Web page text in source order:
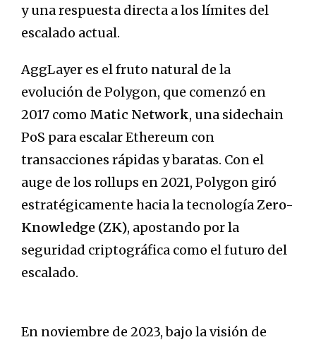
y una respuesta directa a los límites del
escalado actual.
AggLayer es el fruto natural de la
evolución de Polygon, que comenzó en
2017 como Matic Network, una sidechain
PoS para escalar Ethereum con
transacciones rápidas y baratas. Con el
auge de los rollups en 2021, Polygon giró
estratégicamente hacia la tecnologíaZero-
Knowledge (ZK), apostando por la
seguridad criptográfica como el futuro del
escalado.
En noviembre de 2023, bajo la visión de